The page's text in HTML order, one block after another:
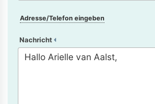
Adresse/Telefon eingeben
Nachricht